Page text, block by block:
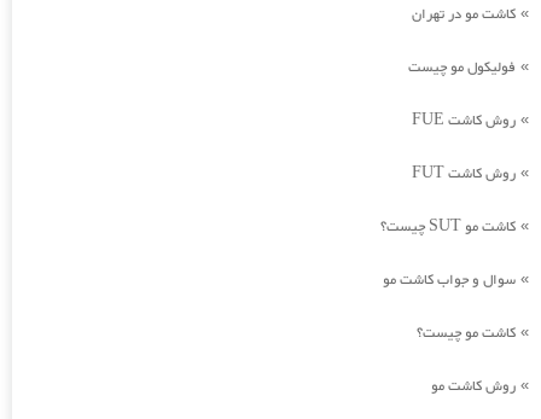
» کاشت مو در تهران
» فولیکول مو چیست
» روش کاشت FUE
» روش کاشت FUT
» کاشت مو SUT چیست؟
» سوال و جواب کاشت مو
» کاشت مو چیست؟
» روش کاشت مو